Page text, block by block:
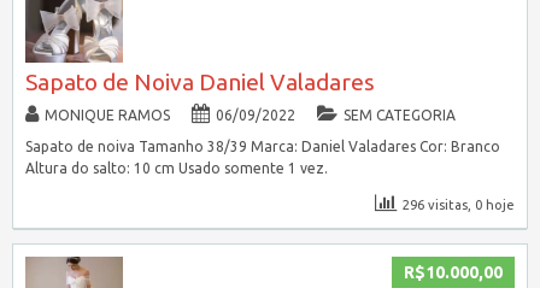
Sapato de Noiva Daniel Valadares
MONIQUE RAMOS 06/09/2022
SEM CATEGORIA
Sapato de noiva Tamanho 38/39 Marca: Daniel Valadares Cor: Branco
Altura do salto: 10 cm Usado somente 1 vez.
296 visitas, 0 hoje
R$10.000,00